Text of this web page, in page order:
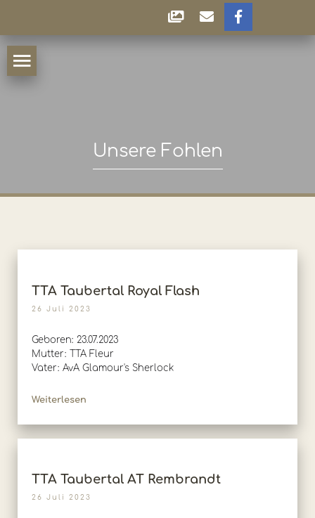
Unsere Fohlen
TTA Taubertal Royal Flash
26 Juli 2023
Geboren: 23.07.2023
Mutter: TTA Fleur
Vater: AvA Glamour's Sherlock
Weiterlesen
TTA Taubertal AT Rembrandt
26 Juli 2023